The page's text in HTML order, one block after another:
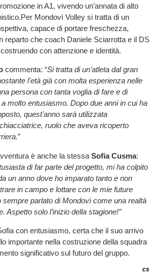
in A1, vivendo un’annata di alto
Mondovì Volley si tratta di un
capace di portare freschezza,
reparto che coach Daniele Sciarrotta e il DS
con attenzione e identità.
commenta: “Si tratta di un’atleta dal gran
l'età già con molta esperienza nelle
persona con tanta voglia di fare e di
molto entusiasmo. Dopo due anni in cui ha
quest'anno sarà utilizzata
ruolo che aveva ricoperto
”
è anche la stessa Sofia Cusma:
di far parte del progetto, mi ha colpito
un anno dove ho imparato tanto e non
in campo e lottare con le mie future
sempre parlato di Mondovì come una realtà
Aspetto solo l’inizio della stagione!”
con entusiasmo, certa che il suo arrivo
importante nella costruzione della squadra
significativo sul futuro del gruppo.
cs